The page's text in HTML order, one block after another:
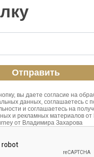
вы даете согласие на
данных, соглашаетесь с
и соглашаетесь на
и рекламных материалов от
от Владимира Захарова